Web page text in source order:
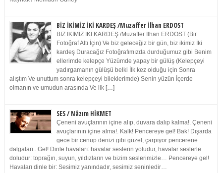
BİZ İKİMİZ İKİ KARDEŞ /Muzaffer İlhan ERDOST
BİZ İKİMİZ İKİ KARDEŞ /Muzaffer İlhan ERDOST (Bir
Fotoğraf Altı İçin) Ve biz geleceğiz bir gün, biz ikimiz İki
kardeş Duracağız Fotoğrafımızda durduğumuz gibi Benim
ellerimde kelepçe Yüzümde yapay bir gülüş (Kelepçeyi
yadırgamanın gülüşü belki İlk kez olduğu için Sonra
alıştım Ve unuttum sonra kelepçeyi bileklerimde) Senin yüzün İçerde
olmanın ve umudun arasında Ve ilk […]
SES / Nâzım HİKMET
Çeneni avuçlarının içine alıp, duvara dalıp kalma!. Çeneni
avuçlarının içine alma!. Kalk! Pencereye gel! Bak! Dışarda
gece bir cenup denizi gibi güzel, çarpıyor pencerene
dalgaları.. Gel! Dinle havaları: havalar seslerin yoludur, havalar seslerle
doludur: toprağın, suyun, yıldızların ve bizim seslerimizle… Pencereye gel!
Havaları dinle bir: Sesimiz yanındadır, sesimiz seninledir…